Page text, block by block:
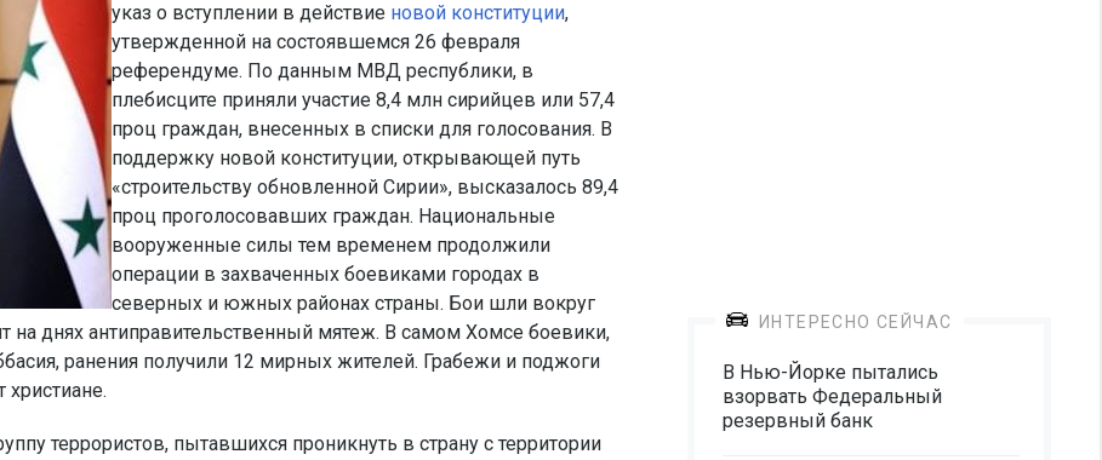
указ о вступлении в действие новой конституции,
утвержденной на состоявшемся 26 февраля
референдуме. По данным МВД республики, в
плебисците приняли участие 8,4 млн сирийцев или 57,4
проц граждан, внесенных в списки для голосования. В
поддержку новой конституции, открывающей путь
«строительству обновленной Сирии», высказалось 89,4
проц проголосовавших граждан. Национальные
вооруженные силы тем временем продолжили
операции в захваченных боевиками городах в
северных и южных районах страны. Бои шли вокруг
на днях антиправительственный мятеж. В самом Хомсе боевики,
ранения получили 12 мирных жителей. Грабежи и поджоги
террористов, пытавшихся проникнуть в страну с территории
ИНТЕРЕСНО СЕЙЧАС
В Нью-Йорке пытались
взорвать Федеральный
резервный банк